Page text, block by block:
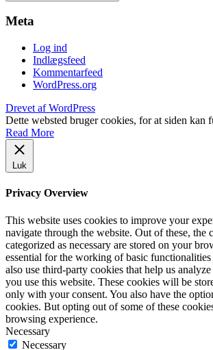
Meta
Log ind
Indlægsfeed
Kommentarfeed
WordPress.org
Drevet af WordPress
Dette websted bruger cookies, for at siden kan
Read More
Luk
Privacy Overview
This website uses cookies to improve your
navigate through the website. Out of these, the
categorized as necessary are stored on your
essential for the working of basic
also use third-party cookies that help us
you use this website. These cookies will be
only with your consent. You also have the
cookies. But opting out of some of these
browsing experience.
Necessary
Necessary